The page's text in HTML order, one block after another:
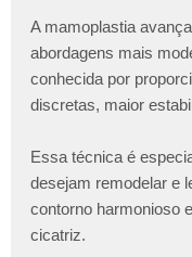
A mamoplastia
abordagens mais
conhecida por
discretas, maior
Essa técnica é
desejam remodelar e
contorno harmonioso
cicatriz.